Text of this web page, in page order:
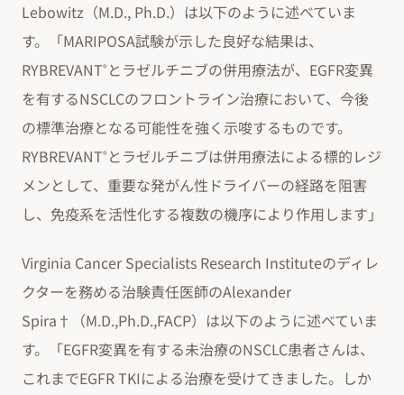
Lebowitz（M.D., Ph.D.）は以下のように述べていま
す。「MARIPOSA試験が示した良好な結果は、
RYBREVANT® とラゼルチニブの併用療法が、EGFR変異
を有するNSCLCのフロントライン治療において、今後
の標準治療となる可能性を強く示唆するものです。
RYBREVANT® とラゼルチニブは併用療法による標的レジ
メンとして、重要な発がん性ドライバーの経路を阻害
し、免疫系を活性化する複数の機序により作用します」
Virginia Cancer Specialists Research Instituteのディレ
クターを務める治験責任医師のAlexander
Spira†（M.D.,Ph.D.,FACP）は以下のように述べていま
す。「EGFR変異を有する未治療のNSCLC患者さんは、
これまでEGFR TKIによる治療を受けてきました。しか